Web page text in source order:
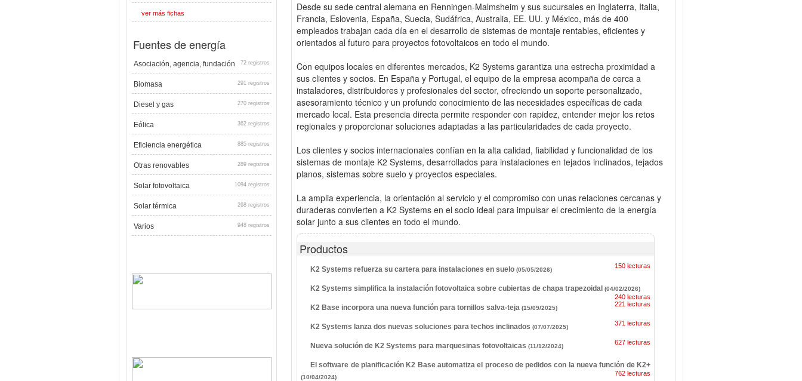
ver más fichas
Fuentes de energía
Asociación, agencia, fundación 72 registros
Biomasa 291 registros
Diesel y gas 270 registros
Eólica 362 registros
Eficiencia energética 885 registros
Otras renovables 289 registros
Solar fotovoltaica 1094 registros
Solar térmica 268 registros
Varios 948 registros
Desde su sede central alemana en Renningen-Malmsheim y sus sucursales en Inglaterra, Italia,
Francia, Eslovenia, España, Suecia, Sudáfrica, Australia, EE. UU. y México, más de 400
empleados trabajan cada día en el desarrollo de sistemas de montaje rentables, eficientes y
orientados al futuro para proyectos fotovoltaicos en todo el mundo.
Con equipos locales en diferentes mercados, K2 Systems garantiza una estrecha proximidad a
sus clientes y socios. En España y Portugal, el equipo de la empresa acompaña de cerca a
instaladores, distribuidores y profesionales del sector, ofreciendo un soporte personalizado,
asesoramiento técnico y un profundo conocimiento de las necesidades específicas de cada
mercado local. Esta presencia directa permite responder con rapidez, entender mejor los retos
regionales y proporcionar soluciones adaptadas a las particularidades de cada proyecto.
Los clientes y socios internacionales confían en la alta calidad, fiabilidad y funcionalidad de los
sistemas de montaje K2 Systems, desarrollados para instalaciones en tejados inclinados, tejados
planos, sistemas sobre suelo y proyectos especiales.
La amplia experiencia, la orientación al servicio y el compromiso con unas relaciones cercanas y
duraderas convierten a K2 Systems en el socio ideal para impulsar el crecimiento de la energía
solar junto a sus clientes en todo el mundo.
Productos
K2 Systems refuerza su cartera para instalaciones en suelo (05/05/2026)
150 lecturas
K2 Systems simplifica la instalación fotovoltaica sobre cubiertas de chapa trapezoidal (04/02/2026)
240 lecturas
K2 Base incorpora una nueva función para tornillos salva-teja (15/09/2025)
221 lecturas
K2 Systems lanza dos nuevas soluciones para techos inclinados (07/07/2025)
371 lecturas
Nueva solución de K2 Systems para marquesinas fotovoltaicas (11/12/2024)
627 lecturas
El software de planificación K2 Base automatiza el proceso de pedidos con la nueva función de K2+
(10/04/2024)
762 lecturas